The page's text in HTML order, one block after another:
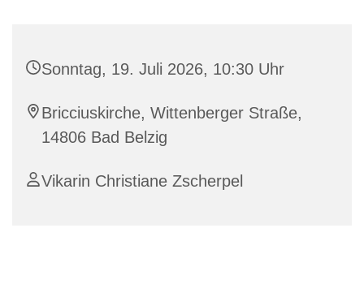
Sonntag, 19. Juli 2026, 10:30 Uhr
Bricciuskirche, Wittenberger Straße,
14806 Bad Belzig
Vikarin Christiane Zscherpel